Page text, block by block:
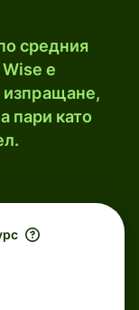
средния
е
изпращане,
пари като